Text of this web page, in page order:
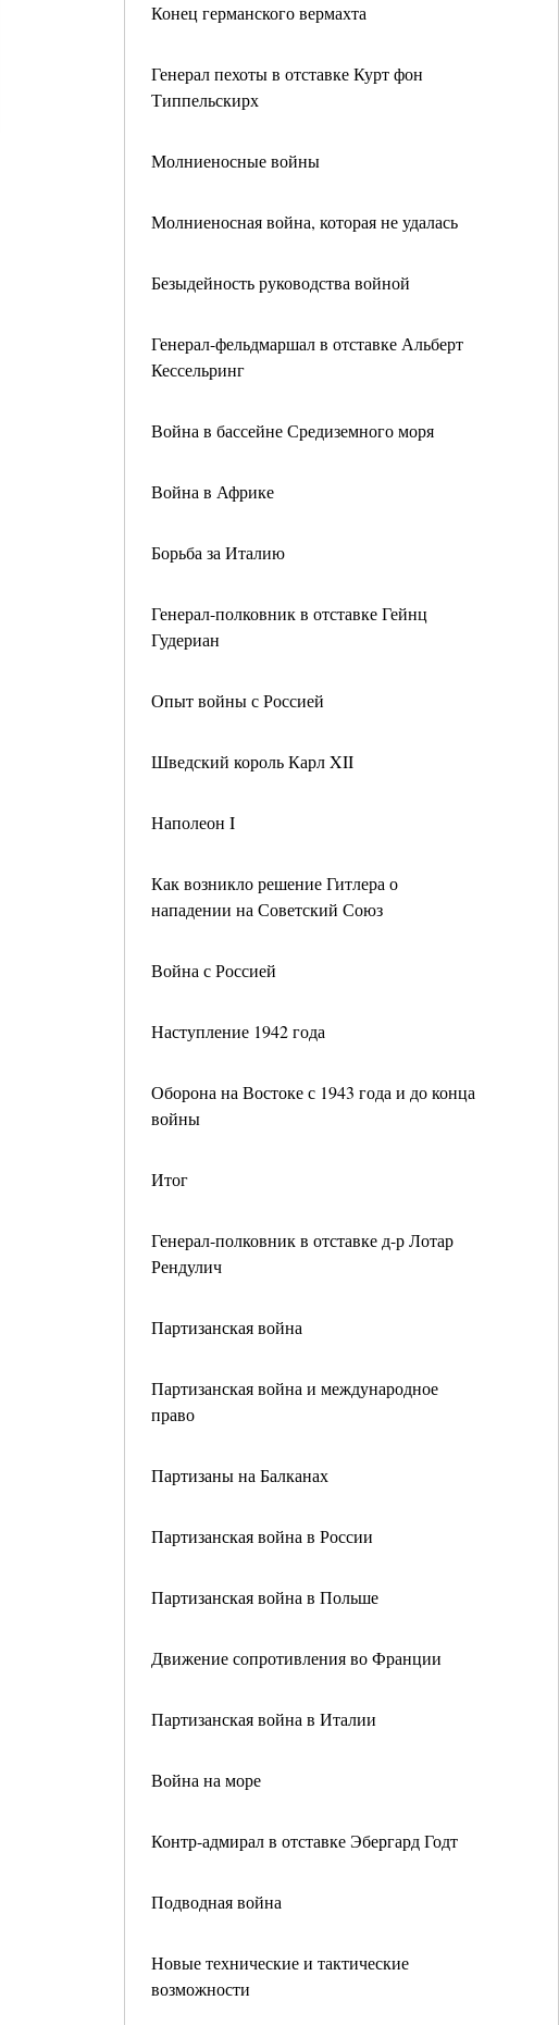
Конец германского вермахта
Генерал пехоты в отставке Курт фон
Типпельскирх
Молниеносные войны
Молниеносная война, которая не удалась
Безыдейность руководства войной
Генерал-фельдмаршал в отставке Альберт
Кессельринг
Война в бассейне Средиземного моря
Война в Африке
Борьба за Италию
Генерал-полковник в отставке Гейнц
Гудериан
Опыт войны с Россией
Шведский король Карл XII
Наполеон I
Как возникло решение Гитлера о
нападении на Советский Союз
Война с Россией
Наступление 1942 года
Оборона на Востоке с 1943 года и до конца
войны
Итог
Генерал-полковник в отставке д-р Лотар
Рендулич
Партизанская война
Партизанская война и международное
право
Партизаны на Балканах
Партизанская война в России
Партизанская война в Польше
Движение сопротивления во Франции
Партизанская война в Италии
Война на море
Контр-адмирал в отставке Эбергард Годт
Подводная война
Новые технические и тактические
возможности